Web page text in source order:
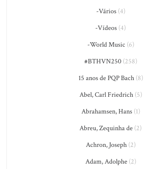
-Vários(4)
-Vídeos (4)
-World Music (6)
#BTHVN250(258)
15 anos de PQP Bach(8)
Abel, Carl Friedrich(5)
Abrahamsen, Hans(1)
Abreu, Zequinha de (2)
Achron, Joseph(2)
Adam, Adolphe(2)